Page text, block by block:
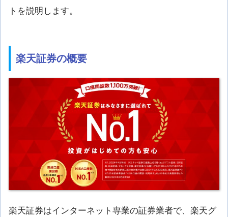
トを説明します。
楽天証券の概要
楽天証券はインターネット専業の証券業者で、楽天グ